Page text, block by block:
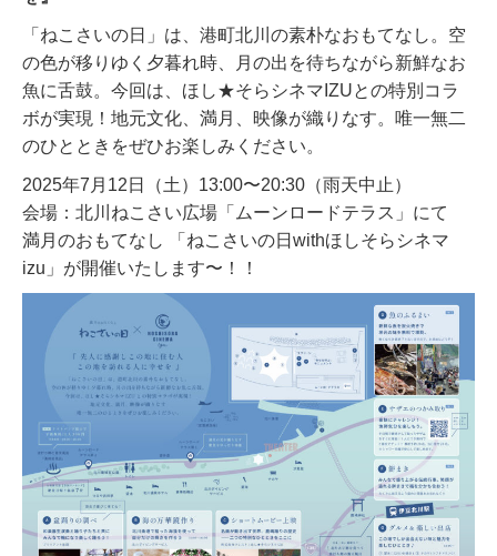
「ねこさいの日」は、港町北川の素朴なおもてなし。空
の色が移りゆく夕暮れ時、月の出を待ちながら新鮮なお
魚に舌鼓。今回は、ほし★そらシネマIZUとの特別コラ
ボが実現！地元文化、満月、映像が織りなす。唯一無二
のひとときをぜひお楽しみください。
2025年7月12日（土）13:00〜20:30（雨天中止）
会場：北川ねこさい広場「ムーンロードテラス」にて
満月のおもてなし 「ねこさいの日withほしそらシネマ
izu」が開催いたします〜！！